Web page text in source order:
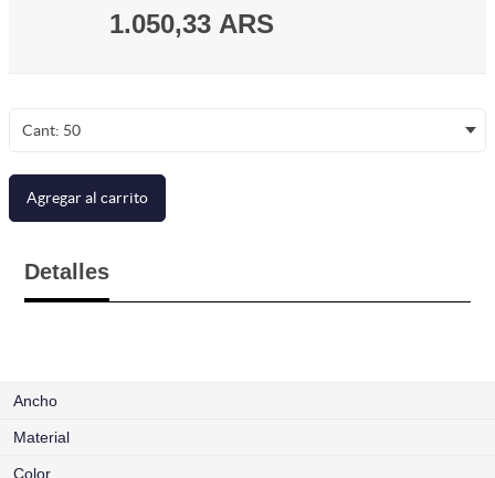
1.050,33 ARS
Cant: 50
Agregar al carrito
Detalles
Ancho
Material
Color